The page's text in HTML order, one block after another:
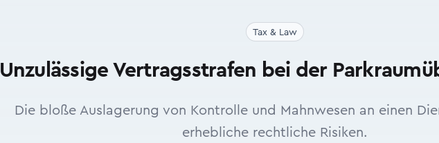
Tax & Law
Unzulässige Vertragsstrafen bei der
Die bloße Auslagerung von Kontrolle und Mahnwesen an einen
erhebliche rechtliche Risiken.